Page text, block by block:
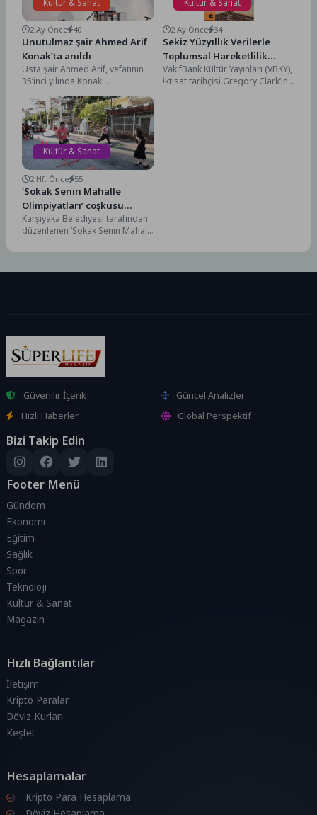
2 Ay Önce 40
Unutulmaz şair Ahmed Arif
Konak’ta anıldı
Usta şair Ahmed Arif, vefatının
35’inci yılında Konak
Belediyesi’nin
düzenlediği “Leylim... Ahmed
Arif” etkinliğinde şiirleriyle
anıldı....
2 Ay Önce 34
Sekiz Yüzyıllık Verilerle
Toplumsal Hareketlilik
Analizi: “Oğullar da
Yükselir”
VakıfBank Kültür Yayınları (VBKY),
iktisat tarihçisi Gregory Clark’ın
Kültür & Sanat
2 Hf. Önce 55
‘Sokak Senin Mahalle
Olimpiyatları’ coşkusu
sürüyor
Karşıyaka Belediyesi tarafından
düzenlenen ‘Sokak Senin Mahalle
Cumhuriyet Mahallesi’ni sardı.
Güvenilir İçerik
Güncel Analizler
Hızlı Haberler
Global Perspektif
Bizi Takip Edin
Footer Menü
Gündem
Ekonomi
Eğitim
Sağlık
Spor
Teknoloji
Kültür & Sanat
Magazin
Hızlı Bağlantılar
İletişim
Kripto Paralar
Döviz Kurları
Keşfet
Hesaplamalar
Kripto Para Hesaplama